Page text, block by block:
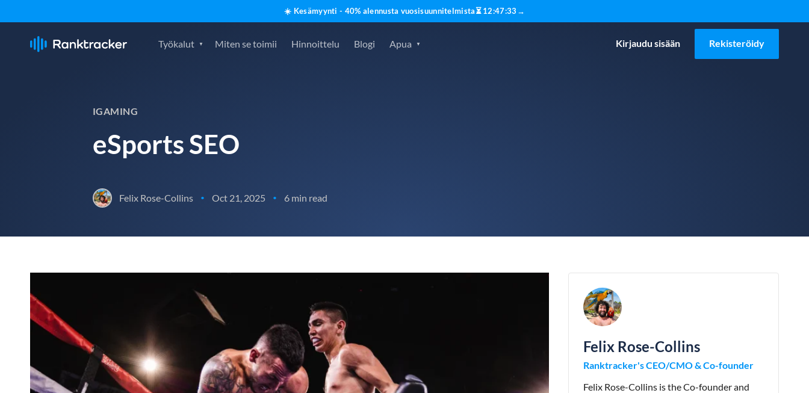
☀️ Kesämyynti - 40% alennusta vuosisuunnitelmista⏳12:47:32 →
Työkalut Miten se toimii Hinnoittelu Blogi Apua Kirjaudu sisään Rekisteröidy
IGAMING
eSports SEO
Felix Rose-Collins • Oct 21, 2025 • 6 min read
Felix Rose-Collins
Ranktracker's CEO/CMO & Co-founder
Felix Rose-Collins is the Co-founder and